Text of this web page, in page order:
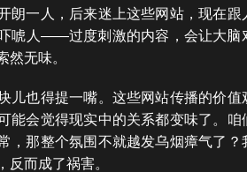
朗一人，后来迷上这些网站，现在
唬人——过度刺激的内容，会让大脑
然无味。
儿也得提一嘴。这些网站传播的价
能会觉得现实中的关系都变味了。
，那整个氛围不就越发乌烟瘴气了
反而成了祸害。